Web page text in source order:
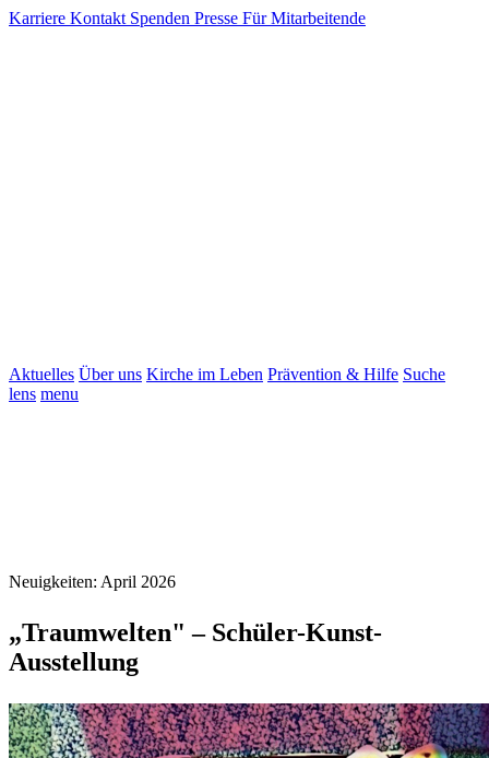
Karriere Kontakt Spenden Presse Für Mitarbeitende
Aktuelles Über uns Kirche im Leben Prävention & Hilfe Suche
lens menu
Neuigkeiten: April 2026
„Traumwelten" – Schüler-Kunst-
Ausstellung